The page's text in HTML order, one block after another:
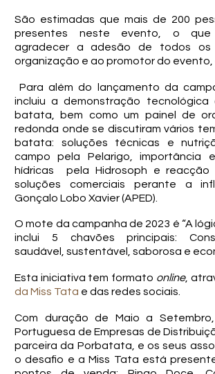
São estimadas que mais de 200
presentes neste evento, o que
agradecer a adesão de todos os
organização e ao promotor do evento,
Para além do lançamento da
incluiu a demonstração
batata, bem como um painel de
redonda onde se discutiram vários
batata: soluções técnicas e
campo pela Pelarigo, importância
hídricas pela Hidrosoph e
soluções comerciais perante a
Gonçalo Lobo Xavier (APED).
O mote da campanha de 2023 é “A
inclui 5 chavões principais:
saudável, sustentável, saborosa e
Esta iniciativa tem formato online,
da Miss Tata e das redes sociais.
Com duração de Maio a
Portuguesa de Empresas de
parceira da Porbatata, e os seus
o desafio e a Miss Tata está